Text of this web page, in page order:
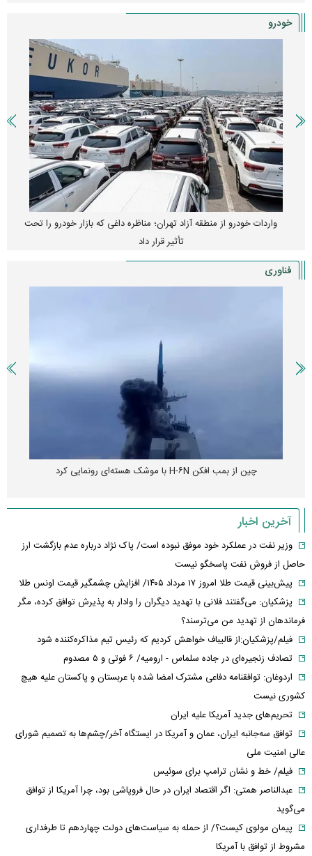
خودرو
واردات خودرو از منطقه آزاد تهران؛ مناظره داغی که بازار خودرو را تحت
تأثیر قرار داد
فناوری
چین از بمب افکن H-۶N با موشک هسته‌ای رونمایی کرد
آخرین اخبار
وزیر نفت در عملکرد خود موفق نبوده است/ پاک نژاد درباره عدم بازگشت ارز
حاصل از فروش نفت پاسخگو نیست
پیش‌بینی قیمت طلا امروز ۱۷ مرداد ۱۴۰۵/ افزایش چشمگیر قیمت اونس طلا
پزشکیان: می‌گفتند فلانی با تهدید دیگران را وادار به پذیرش توافق کرده، مگر
فرماندهان از تهدید من می‌ترسند؟
فیلم/پزشکیان:از قالیباف خواهش کردیم که رئیس تیم مذاکره‌کننده شود
تصادف زنجیره‌ای در جاده سلماس - ارومیه/ ۶ فوتی و ۵ مصدوم
اردوغان: توافقنامه دفاعی مشترک امضا شده با عربستان و پاکستان علیه هیچ
کشوری نیست
تحریم‌های جدید آمریکا علیه ایران
توافق سه‌جانبه ایران، عمان و آمریکا در ایستگاه آخر/چشم‌ها به تصمیم شورای
عالی امنیت ملی
فیلم/ خط و نشان ترامپ برای سوئیس
عبدالناصر همتی: اگر اقتصاد ایران در حال فروپاشی بود، چرا آمریکا از توافق
می‌گوید
پیمان مولوی کیست؟/ از حمله به سیاست‌های دولت چهاردهم تا طرفداری
مشروط از توافق با آمریکا